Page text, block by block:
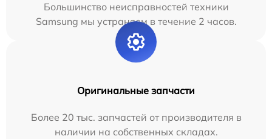
Большинство неисправностей техники
Samsung мы устраняем в течение 2 часов.
Оригинальные запчасти
Более 20 тыс. запчастей от производителя в
наличии на собственных складах.